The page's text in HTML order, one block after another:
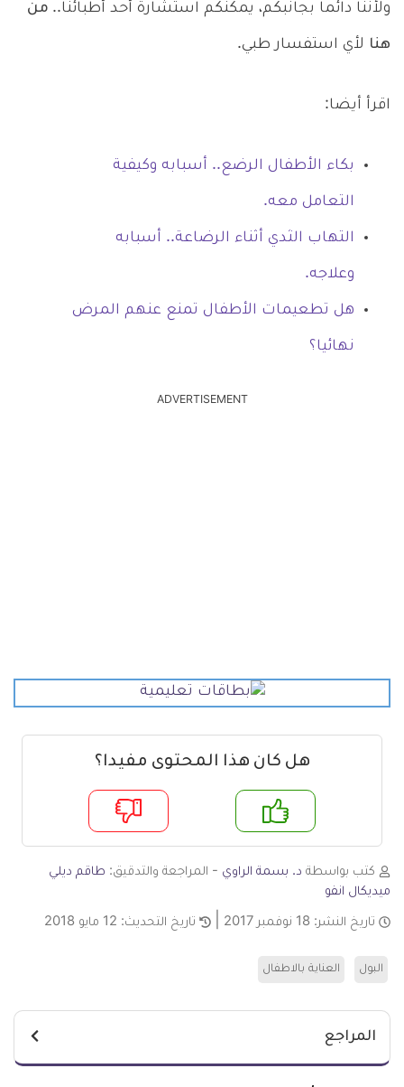
ولأننا دائما بجانبكم، يمكنكم استشارة أحد أطبائنا.. من
هنا لأي استفسار طبي.
اقرأ أيضا:
بكاء الأطفال الرضع.. أسبابه وكيفية
التعامل معه.
التهاب الثدي أثناء الرضاعة.. أسبابه
وعلاجه.
هل تطعيمات الأطفال تمنع عنهم المرض
نهائيا؟
ADVERTISEMENT
هل كان هذا المحتوى مفيدا؟
لا
كتب بواسطة د. بسمة الراوي - المراجعة والتدقيق: طاقم ديلي
ميديكال انفو
تاريخ النشر: 18 نوفمبر 2017 تاريخ التحديث: 12 مايو 2018
البول العناية بالاطفال
المراجع